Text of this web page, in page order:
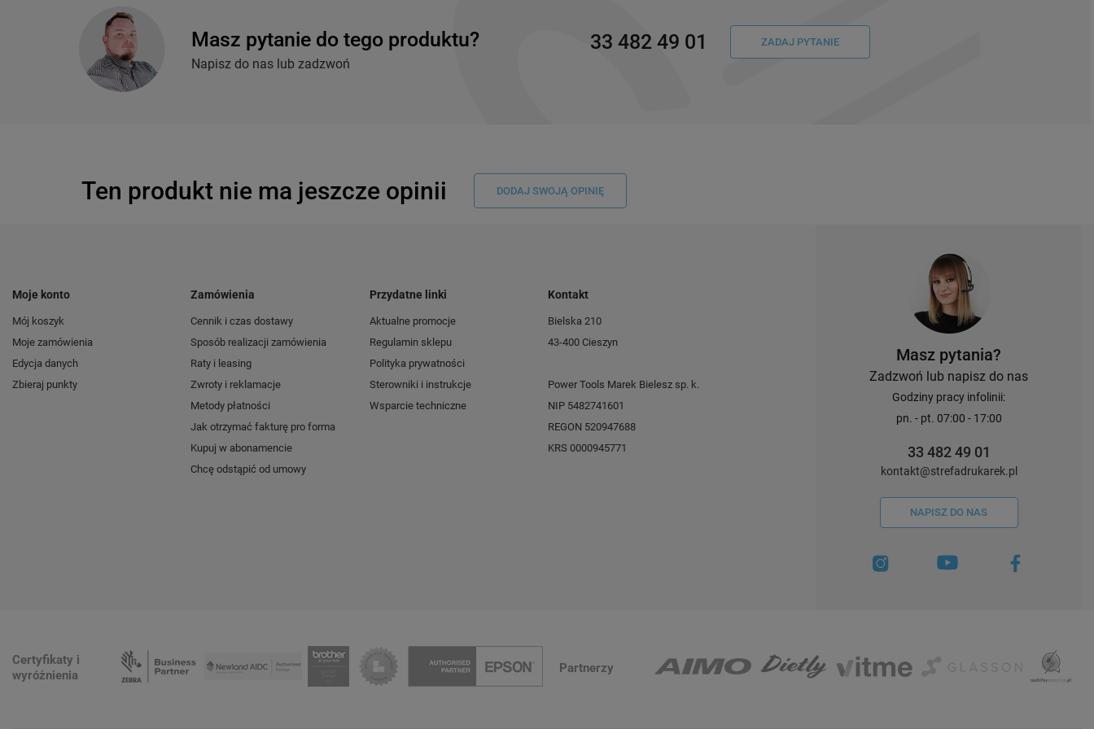
Masz pytanie do tego produktu?
Napisz do nas lub zadzwoń
33 482 49 01 ZADAJ PYTANIE
Ten produkt nie ma jeszcze opinii DODAJ SWOJĄ OPINIĘ
Moje konto
Mój koszyk
Moje zamówienia
Edycja danych
Zbieraj punkty
Zamówienia
Cennik i czas dostawy
Sposób realizacji zamówienia
Raty i leasing
Zwroty i reklamacje
Metody płatności
Jak otrzymać fakturę pro forma
Kupuj w abonamencie
Chcę odstąpić od umowy
Przydatne linki
Aktualne promocje
Regulamin sklepu
Polityka prywatności
Sterowniki i instrukcje
Wsparcie techniczne
Kontakt
Bielska 210
43-400 Cieszyn
Power Tools Marek Bielesz sp. k.
NIP 5482741601
REGON 520947688
KRS 0000945771
Masz pytania?
Zadzwoń lub napisz do nas
Godziny pracy infolinii:
pn. - pt. 07:00 - 17:00
33 482 49 01
kontakt@strefadrukarek.pl
NAPISZ DO NAS
Certyfikaty i
wyróżnienia
Partnerzy